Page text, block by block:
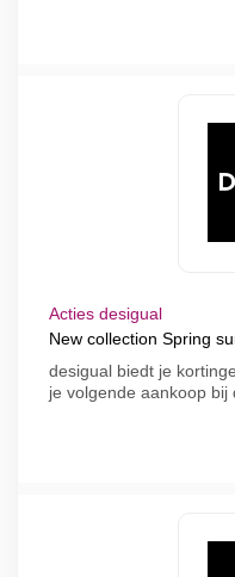
Acties desigual
New collection Spring
desigual biedt je
je volgende aankoop bij